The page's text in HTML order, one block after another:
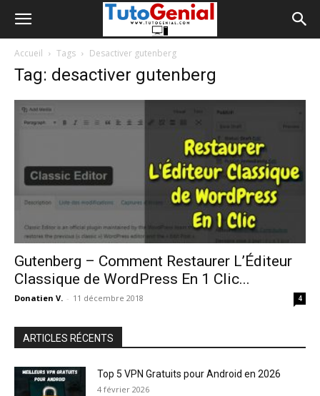
Accueil Tags Desactiver gutenberg
Tag: desactiver gutenberg
Gutenberg – Comment Restaurer L’Éditeur
Classique de WordPress En 1 Clic...
Donatien V. - 11 décembre 2018 4
ARTICLES RÉCENTS
Top 5 VPN Gratuits pour Android en 2026
4 février 2026